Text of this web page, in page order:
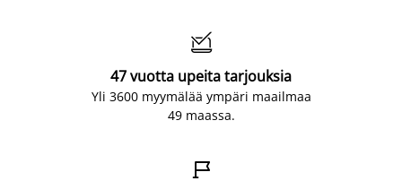

47 vuotta upeita tarjouksia
Yli 3600 myymälää ympäri maailmaa
49 maassa.
